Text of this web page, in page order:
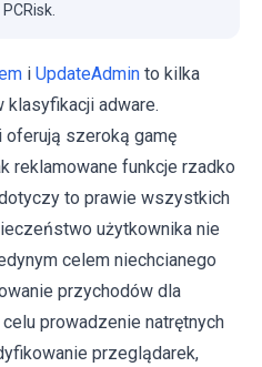
i UpdateAdmin to kilka
klasyfikacji adware.
oferują szeroką gamę
reklamowane funkcje rzadko
to prawie wszystkich
użytkownika nie
celem niechcianego
przychodów dla
prowadzenie natrętnych
przeglądarek,